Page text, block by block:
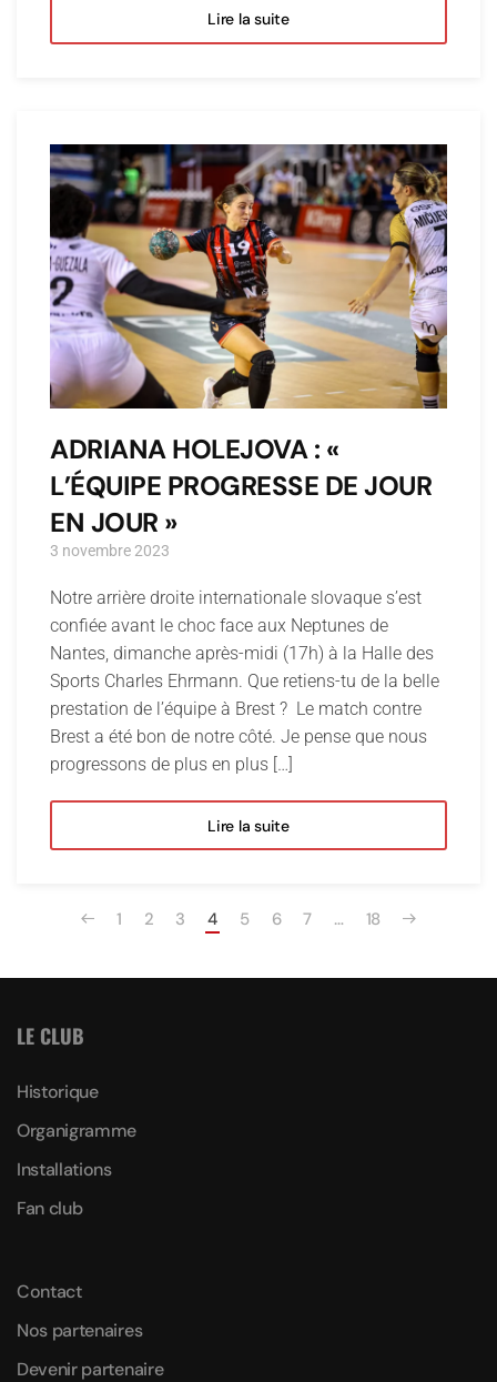
Lire la suite
ADRIANA HOLEJOVA : «
L’ÉQUIPE PROGRESSE DE JOUR
EN JOUR »
3 novembre 2023
Notre arrière droite internationale slovaque s’est
confiée avant le choc face aux Neptunes de
Nantes, dimanche après-midi (17h) à la Halle des
Sports Charles Ehrmann. Que retiens-tu de la belle
prestation de l’équipe à Brest ? Le match contre
Brest a été bon de notre côté. Je pense que nous
progressons de plus en plus […]
Lire la suite
1 2 3 4 5 6 7 … 18
LE CLUB
Historique
Organigramme
Installations
Fan club
Contact
Nos partenaires
Devenir partenaire